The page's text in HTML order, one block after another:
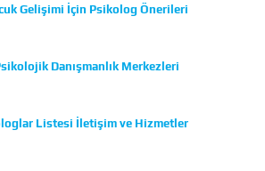
Gelişimi İçin Psikolog Önerileri
Danışmanlık Merkezleri
Listesi İletişim ve Hizmetler